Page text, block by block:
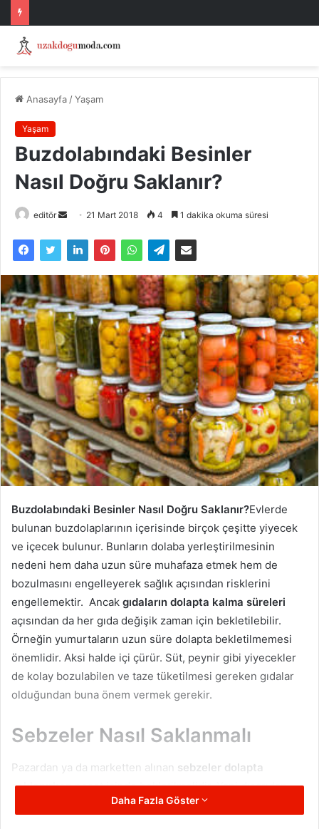
Anasayfa /Yaşam
Yaşam
Buzdolabındaki Besinler
Nasıl Doğru Saklanır?
editör
Bir
posta
21 Mart 2018 4 1 dakika okuma süresi
Buzdolabındaki Besinler Nasıl Doğru Saklanır?Evlerde
bulunan buzdolaplarının içerisinde birçok çeşitte yiyecek
ve içecek bulunur. Bunların dolaba yerleştirilmesinin
nedeni hem daha uzun süre muhafaza etmek hem de
bozulmasını engelleyerek sağlık açısından risklerini
engellemektir. Ancak gıdaların dolapta kalma süreleri
açısından da her gıda değişik zaman için bekletilebilir.
Örneğin yumurtaların uzun süre dolapta bekletilmemesi
önemlidir. Aksi halde içi çürür. Süt, peynir gibi yiyecekler
de kolay bozulabilen ve taze tüketilmesi gereken gıdalar
olduğundan buna önem vermek gerekir.
Sebzeler Nasıl Saklanmalı
Pazardan ya da marketten alınan sebzeler dolapta
saklanırkenpoşet içinde bekletilmelidir. Yani dışarıdan
gelen ve çürümeye neden olan maddeler için bir tabaka
Daha Fazla Göster